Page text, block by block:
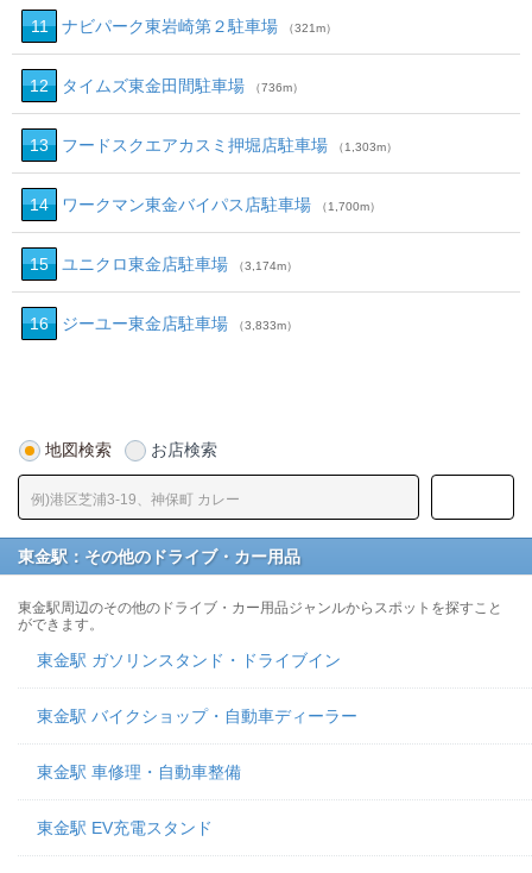
11 ナビパーク東岩崎第２駐車場 （321m）
12 タイムズ東金田間駐車場 （736m）
13 フードスクエアカスミ押堀店駐車場 （1,303m）
14 ワークマン東金バイパス店駐車場 （1,700m）
15 ユニクロ東金店駐車場 （3,174m）
16 ジーユー東金店駐車場 （3,833m）
地図検索 お店検索
東金駅：その他のドライブ・カー用品
東金駅周辺のその他のドライブ・カー用品ジャンルからスポットを探すこと
ができます。
東金駅 ガソリンスタンド・ドライブイン
東金駅 バイクショップ・自動車ディーラー
東金駅 車修理・自動車整備
東金駅 EV充電スタンド